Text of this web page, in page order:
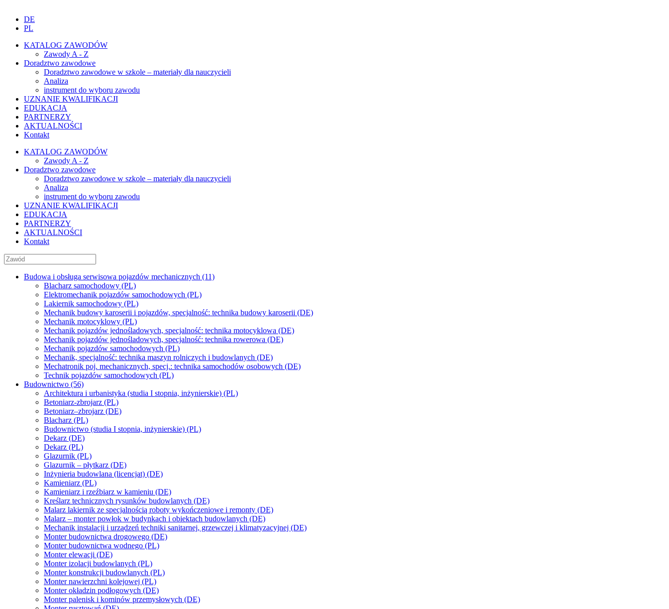
DE
PL
KATALOG ZAWODÓW
Zawody A - Z
Doradztwo zawodowe
Doradztwo zawodowe w szkole – materiały dla nauczycieli
Analiza
instrument do wyboru zawodu
UZNANIE KWALIFIKACJI
EDUKACJA
PARTNERZY
AKTUALNOŚCI
Kontakt
KATALOG ZAWODÓW
Zawody A - Z
Doradztwo zawodowe
Doradztwo zawodowe w szkole – materiały dla nauczycieli
Analiza
instrument do wyboru zawodu
UZNANIE KWALIFIKACJI
EDUKACJA
PARTNERZY
AKTUALNOŚCI
Kontakt
Budowa i obsługa serwisowa pojazdów mechanicznych (11)
Blacharz samochodowy (PL)
Elektromechanik pojazdów samochodowych (PL)
Lakiernik samochodowy (PL)
Mechanik budowy karoserii i pojazdów, specjalność: technika budowy karoserii (DE)
Mechanik motocyklowy (PL)
Mechanik pojazdów jednośladowych, specjalność: technika motocyklowa (DE)
Mechanik pojazdów jednośladowych, specjalność: technika rowerowa (DE)
Mechanik pojazdów samochodowych (PL)
Mechanik, specjalność: technika maszyn rolniczych i budowlanych (DE)
Mechatronik poj. mechanicznych, specj.: technika samochodów osobowych (DE)
Technik pojazdów samochodowych (PL)
Budownictwo (56)
Architektura i urbanistyka (studia I stopnia, inżynierskie) (PL)
Betoniarz-zbrojarz (PL)
Betoniarz–zbrojarz (DE)
Blacharz (PL)
Budownictwo (studia I stopnia, inżynierskie) (PL)
Dekarz (DE)
Dekarz (PL)
Glazurnik (PL)
Glazurnik – płytkarz (DE)
Inżynieria budowlana (licencjat) (DE)
Kamieniarz (PL)
Kamieniarz i rzeźbiarz w kamieniu (DE)
Kreślarz technicznych rysunków budowlanych (DE)
Malarz lakiernik ze specjalnością roboty wykończeniowe i remonty (DE)
Malarz – monter powłok w budynkach i obiektach budowlanych (DE)
Mechanik instalacji i urządzeń techniki sanitarnej, grzewczej i klimatyzacyjnej (DE)
Monter budownictwa drogowego (DE)
Monter budownictwa wodnego (PL)
Monter elewacji (DE)
Monter izolacji budowlanych (PL)
Monter konstrukcji budowlanych (PL)
Monter nawierzchni kolejowej (PL)
Monter okładzin podłogowych (DE)
Monter palenisk i kominów przemysłowych (DE)